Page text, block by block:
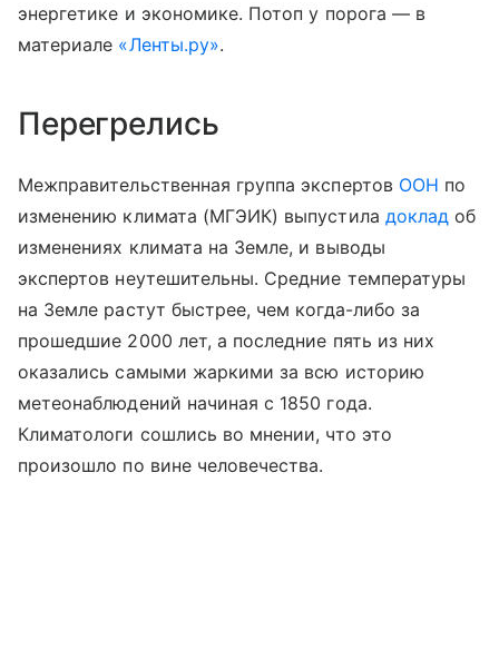
энергетике и экономике. Потоп у порога — в
материале «Ленты.ру».
Перегрелись
Межправительственная группа экспертов ООН по
изменению климата (МГЭИК) выпустила доклад об
изменениях климата на Земле, и выводы
экспертов неутешительны. Средние температуры
на Земле растут быстрее, чем когда-либо за
прошедшие 2000 лет, а последние пять из них
оказались самыми жаркими за всю историю
метеонаблюдений начиная с 1850 года.
Климатологи сошлись во мнении, что это
произошло по вине человечества.